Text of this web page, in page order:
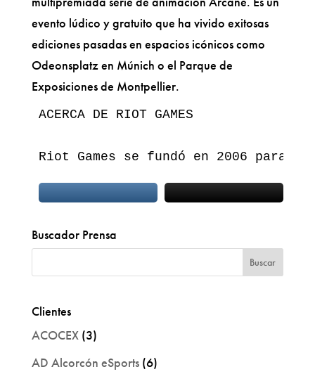
evento lúdico y gratuito que ha vivido exitosas
ediciones pasadas en espacios icónicos como
Odeonsplatz en Múnich o el Parque de
Exposiciones de Montpellier.
ACERCA DE RIOT GAMES
Riot Games se fundó en 2006 para
Buscador Prensa
Clientes
ACOCEX(3)
AD Alcorcón eSports(6)